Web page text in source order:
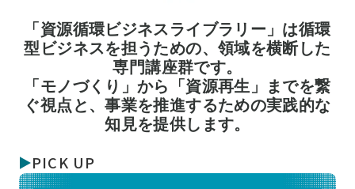
「資源循環ビジネスライブラリー」は循環
型ビジネスを担うための、領域を横断した
専門講座群です。
「モノづくり」から「資源再生」までを繋
ぐ視点と、事業を推進するための実践的な
知見を提供します。
PICK UP